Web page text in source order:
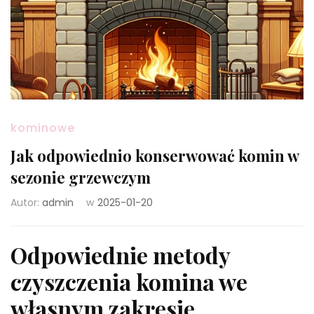
kominowe
Jak odpowiednio konserwować komin w
sezonie grzewczym
Autor: admin w 2025-01-20
Odpowiednie metody
czyszczenia komina we
własnym zakresie